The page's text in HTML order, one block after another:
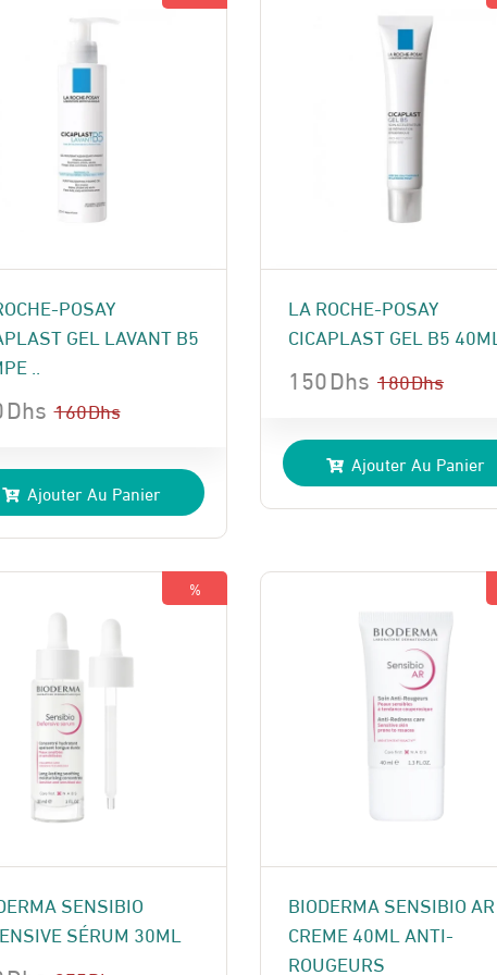
POSAY
GEL LAVANT B5
..
160Dhs
:
Dhs.
Dhs
Dhs.
Ajouter Au Panier
LA ROCHE-POSAY
CICAPLAST GEL B5 40ML
180Dhs
prix
initial
était :
150Dhs
prix
actuel
est :
Ajouter Au Panier
%
SENSIBIO
SÉRUM 30ML
BIODERMA SENSIBIO AR
CREME 40ML ANTI-
ROUGEURS